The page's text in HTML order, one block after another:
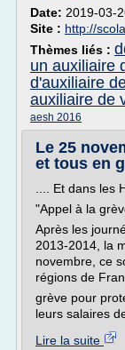
Date: 2019-03-
Site : http://
Thèmes liés :
un auxiliaire
d'auxiliaire
auxiliaire de
aesh 2016
Le 25
et tous en
.... Et dans les
"Appel à la
Après les
2013-2014, la
novembre, ce
régions de
grève pour
leurs salaires
Lire la suite